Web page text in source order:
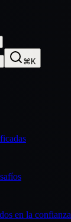
⌘K
en la confianza